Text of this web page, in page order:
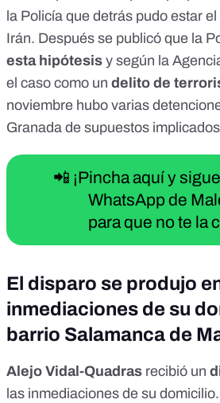
la Policía que detrás pudo estar
Irán. Después se publicó que la
esta hipótesis y según la
el caso como un delito de
noviembre hubo varias
Granada de supuestos
📲 ¡Pincha aquí y
WhatsApp de
para que no te la
El disparo se produjo
inmediaciones de su
barrio Salamanca de
Alejo Vidal-Quadras recibió un
las inmediaciones de su